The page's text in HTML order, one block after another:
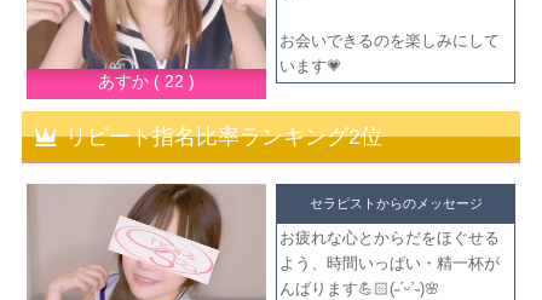
あすか ( 22 )
お会いできるのを楽しみにして
います︎💗
リピート指名比率ランキング2位
セラピストからのメッセージ
お疲れな心とからだをほぐせる
よう、時間いっぱい・精一杯が
んばります💪🏻(˶ˊᵕˋ˵)🌸